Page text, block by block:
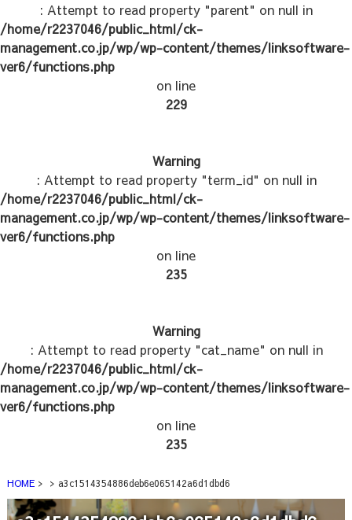
: Attempt to read property "parent" on null in
/home/r2237046/public_html/ck-
management.co.jp/wp/wp-content/themes/linksoftware-
ver6/functions.php
on line
229
Warning
: Attempt to read property "term_id" on null in
/home/r2237046/public_html/ck-
management.co.jp/wp/wp-content/themes/linksoftware-
ver6/functions.php
on line
235
Warning
: Attempt to read property "cat_name" on null in
/home/r2237046/public_html/ck-
management.co.jp/wp/wp-content/themes/linksoftware-
ver6/functions.php
on line
235
HOME a3c1514354886deb6e065142a6d1dbd6